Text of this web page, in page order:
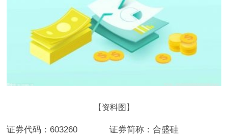
【资料图】
证券代码：603260 证券简称：合盛硅